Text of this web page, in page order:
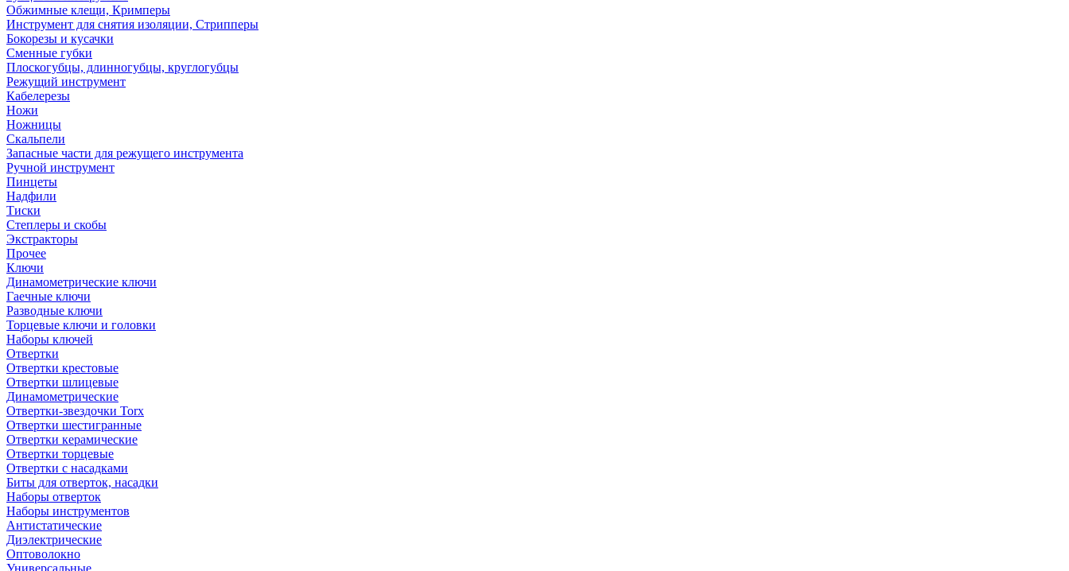
Обжимные клещи, Кримперы
Инструмент для снятия изоляции, Стрипперы
Бокорезы и кусачки
Сменные губки
Плоскогубцы, длинногубцы, круглогубцы
Режущий инструмент
Кабелерезы
Ножи
Ножницы
Скальпели
Запасные части для режущего инструмента
Ручной инструмент
Пинцеты
Надфили
Тиски
Степлеры и скобы
Экстракторы
Прочее
Ключи
Динамометрические ключи
Гаечные ключи
Разводные ключи
Торцевые ключи и головки
Наборы ключей
Отвертки
Отвертки крестовые
Отвертки шлицевые
Динамометрические
Отвертки-звездочки Torx
Отвертки шестигранные
Отвертки керамические
Отвертки торцевые
Отвертки с насадками
Биты для отверток, насадки
Наборы отверток
Наборы инструментов
Антистатические
Диэлектрические
Оптоволокно
Универсальные